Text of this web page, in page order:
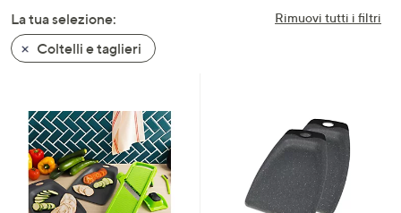
oppure
scorri
a
destra
sui
dispositivi
touch
Rimuovi tutti i filtri
La tua selezione:
Coltelli e taglieri